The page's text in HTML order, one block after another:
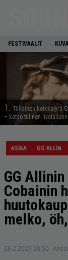
FESTIVAALIT
1. Tällainen keikkajyrä
– katso tulinen
ASIAA GG ALLIN
GG
Cobainin
melko,
26.2.2025 20:50